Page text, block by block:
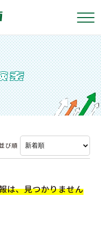
び順
は、見つかりません